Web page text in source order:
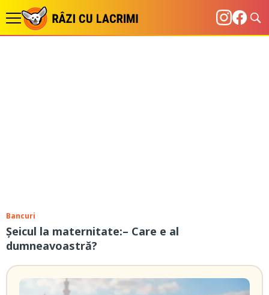
Bancuri
Șeicul la maternitate:– Care e al
dumneavoastră?